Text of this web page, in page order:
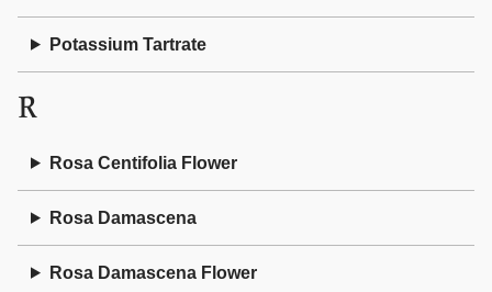
Potassium Tartrate
R
Rosa Centifolia Flower
Rosa Damascena
Rosa Damascena Flower